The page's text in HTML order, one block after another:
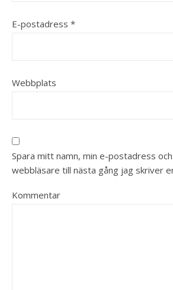
E-postadress *
Webbplats
Spara mitt namn, min e-postadress
webbläsare till nästa gång jag skriver
Kommentar